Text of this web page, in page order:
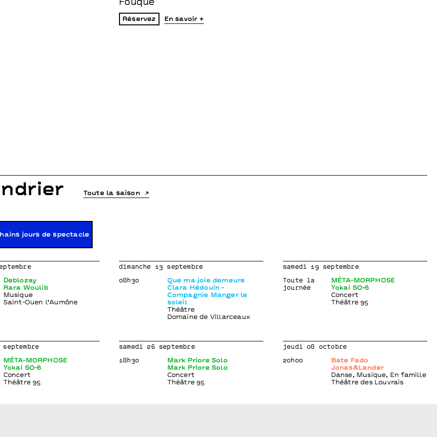
Fouqué
Réservez En savoir +
Toute la saison
jours de spectacle
Deblozay
Rara Woulib
Musique
Saint-Ouen l’Aumône
dimanche 13 septembre
08h30
Que ma joie demeure
Clara Hédouin -
Compagnie Manger le
soleil
Théâtre
Domaine de Villarceaux
samedi 19 septembre
Toute la
journée
MÉTA-MORPHOSE
Yokai SO-6
Concert
Théâtre 95
septembre
MÉTA-MORPHOSE
Yokai SO-6
Concert
Théâtre 95
samedi 26 septembre
18h30
Mark Priore Solo
Mark Priore Solo
Concert
Théâtre 95
jeudi 08 octobre
20h00
Bate Fado
Jonas&Lander
Danse, Musique, En famille
Théâtre des Louvrais